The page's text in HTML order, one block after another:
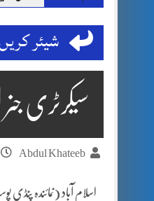
شیئر کریں
سیکرٹری
Abdul Khateeb
اسلام آباد (نمائندہ